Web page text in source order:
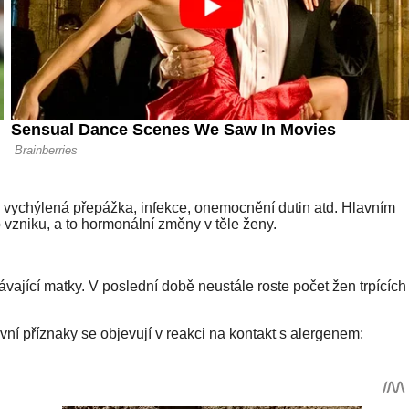
přepážka, infekce, onemocnění dutin atd. Hlavním
a to hormonální změny v těle ženy.
matky. V poslední době neustále roste počet žen trpících
příznaky se objevují v reakci na kontakt s alergenem: